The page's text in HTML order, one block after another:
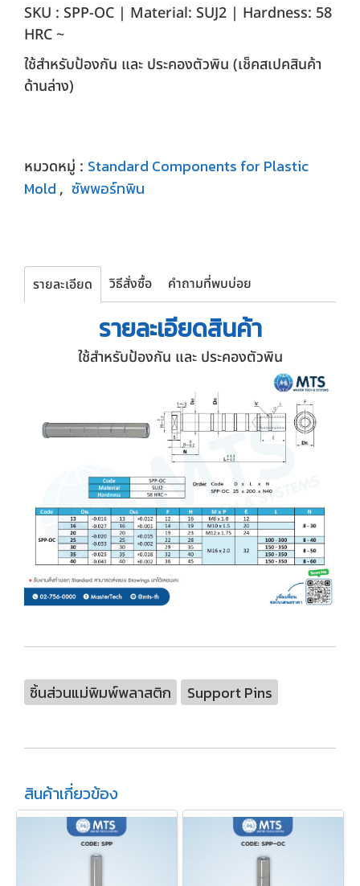
SKU : SPP-OC | Material: SUJ2 | Hardness: 58
HRC ~
ใช้สำหรับป้องกัน และ ประคองตัวพิน (เช็คสเปคสินค้า
ด้านล่าง)
หมวดหมู่ : Standard Components for Plastic
Mold, ซัพพอร์ทพิน
รายละเอียด วิธีสั่งซื้อ คำถามที่พบบ่อย
รายละเอียดสินค้า
ใช้สำหรับป้องกัน และ ประคองตัวพิน
ชิ้นส่วนแม่พิมพ์พลาสติก Support Pins
สินค้าเกี่ยวข้อง